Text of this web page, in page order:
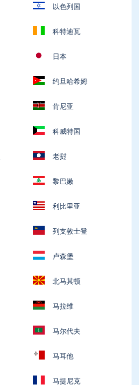
以色列国
科特迪瓦
日本
约旦哈希姆
肯尼亚
科威特国
老挝
黎巴嫩
利比里亚
列支敦士登
卢森堡
北马其顿
马拉维
马尔代夫
马耳他
马提尼克